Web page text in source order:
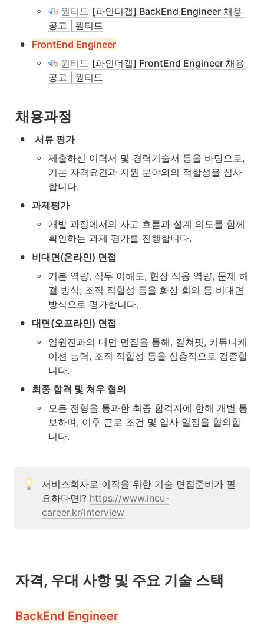
◦ 원티드 [파인더갭] BackEnd Engineer 채용
공고 | 원티드
• FrontEnd Engineer
◦ 원티드 [파인더갭] FrontEnd Engineer 채용
공고 | 원티드
채용과정
• 서류 평가
◦
제출하신 이력서 및 경력기술서 등을 바탕으로,
기본 자격요건과 지원 분야와의 적합성을 심사
합니다.
• 과제평가
◦
개발 과정에서의 사고 흐름과 설계 의도를 함께
확인하는 과제 평가를 진행합니다.
• 비대면(온라인) 면접
◦
기본 역량, 직무 이해도, 현장 적용 역량, 문제 해
결 방식, 조직 적합성 등을 화상 회의 등 비대면
방식으로 평가합니다.
• 대면(오프라인) 면접
◦
임원진과의 대면 면접을 통해, 컬쳐핏, 커뮤니케
이션 능력, 조직 적합성 등을 심층적으로 검증합
니다.
• 최종 합격 및 처우 협의
◦
모든 전형을 통과한 최종 합격자에 한해 개별 통
보하며, 이후 근로 조건 및 입사 일정을 협의합
니다.
서비스회사로 이직을 위한 기술 면접준비가 필
요하다면!? https://www.incu-
career.kr/interview
자격, 우대 사항 및 주요 기술 스택
BackEnd Engineer